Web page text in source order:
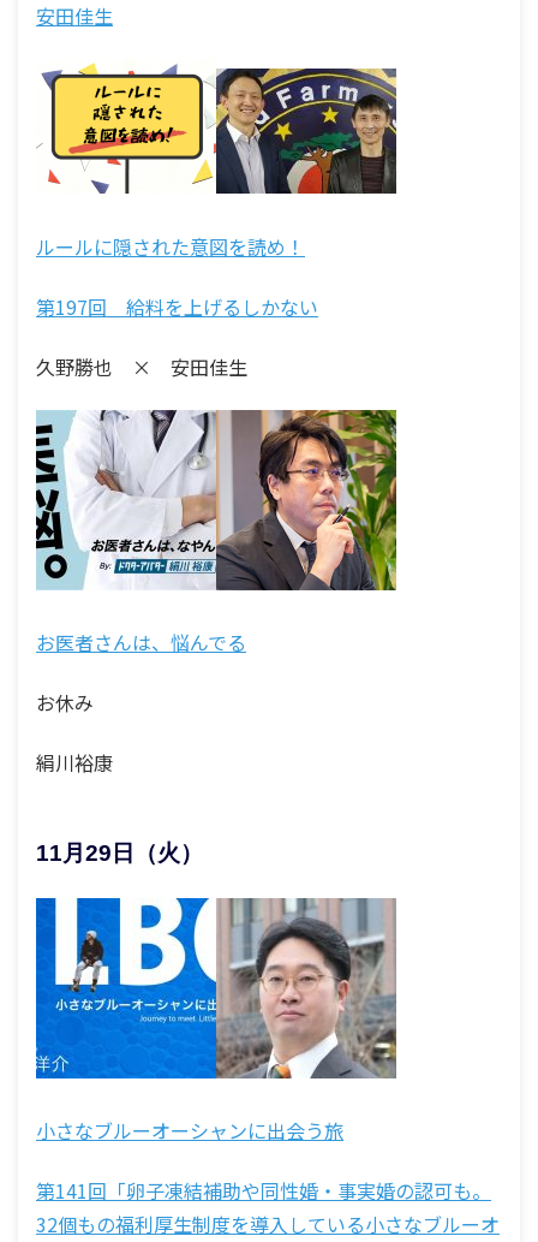
安田佳生
ルールに隠された意図を読め！
第197回 給料を上げるしかない
久野勝也 × 安田佳生
お医者さんは、悩んでる
お休み
絹川裕康
11月29日（火）
小さなブルーオーシャンに出会う旅
第141回「卵子凍結補助や同性婚・事実婚の認可も。
32個もの福利厚生制度を導入している小さなブルーオ